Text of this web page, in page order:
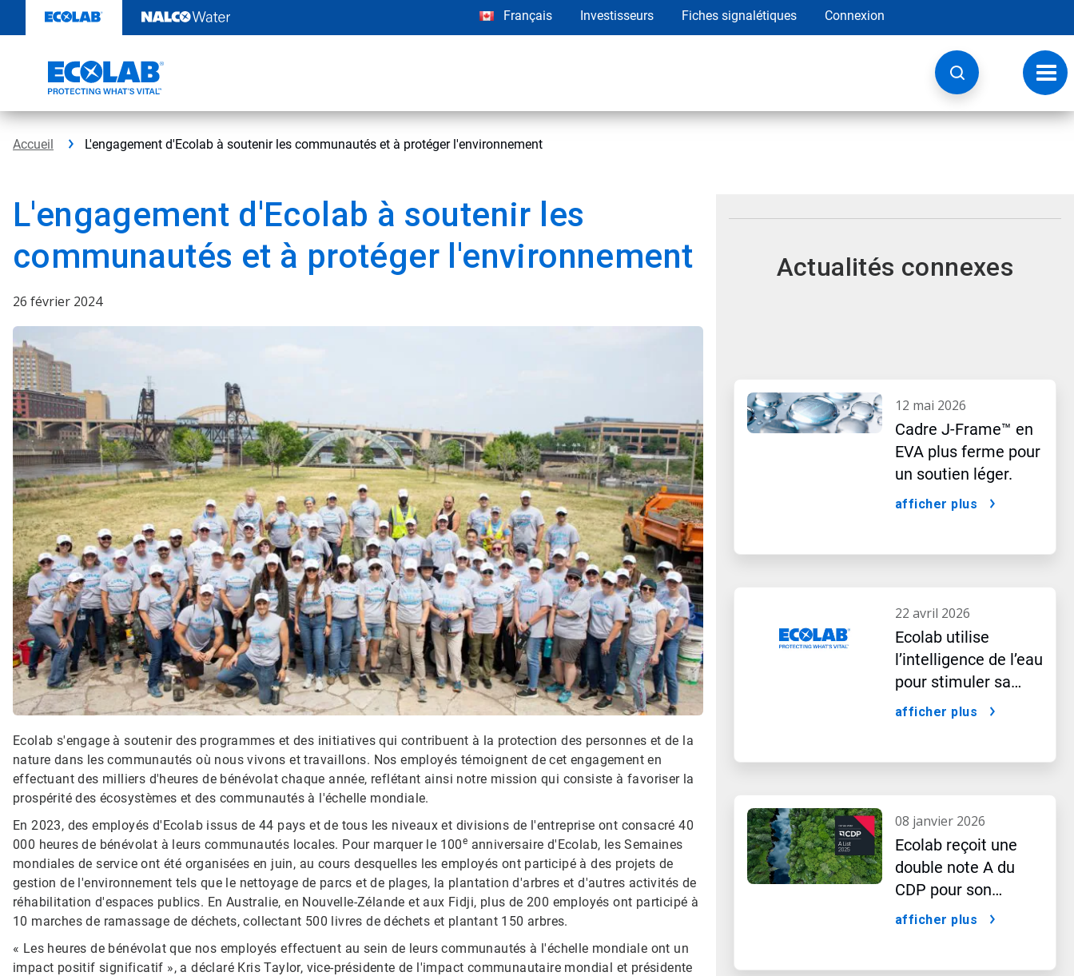
contenu​​​​​​​
Français Investisseurs Fiches signalétiques Connexion
à
Accueil L'engagement d'Ecolab à soutenir les communautés et à protéger l'environnement
L'engagement d'Ecolab à soutenir les
communautés et à protéger l'environnement
26 février 2024
Ecolab s'engage à soutenir des programmes et des initiatives qui contribuent à la protection des personnes et de la
nature dans les communautés où nous vivons et travaillons. Nos employés témoignent de cet engagement en
effectuant des milliers d'heures de bénévolat chaque année, reflétant ainsi notre mission qui consiste à favoriser la
prospérité des écosystèmes et des communautés à l'échelle mondiale.
En 2023, des employés d'Ecolab issus de 44 pays et de tous les niveaux et divisions de l'entreprise ont consacré 40
000 heures de bénévolat à leurs communautés locales. Pour marquer le 100e anniversaire d'Ecolab, les Semaines
mondiales de service ont été organisées en juin, au cours desquelles les employés ont participé à des projets de
gestion de l'environnement tels que le nettoyage de parcs et de plages, la plantation d'arbres et d'autres activités de
réhabilitation d'espaces publics. En Australie, en Nouvelle-Zélande et aux Fidji, plus de 200 employés ont participé à
10 marches de ramassage de déchets, collectant 500 livres de déchets et plantant 150 arbres.
« Les heures de bénévolat que nos employés effectuent au sein de leurs communautés à l'échelle mondiale ont un
impact positif significatif », a déclaré Kris Taylor, vice-présidente de l'impact communautaire mondial et présidente
Actualités connexes
12 mai 2026
Cadre J-Frame™ en
EVA plus ferme pour
un soutien léger.
afficher plus
22 avril 2026
Ecolab utilise
l’intelligence de l’eau
pour stimuler sa
croissance à l’ère de
afficher plus
08 janvier 2026
Ecolab reçoit une
double note A du
CDP pour son
leadership en
afficher plus